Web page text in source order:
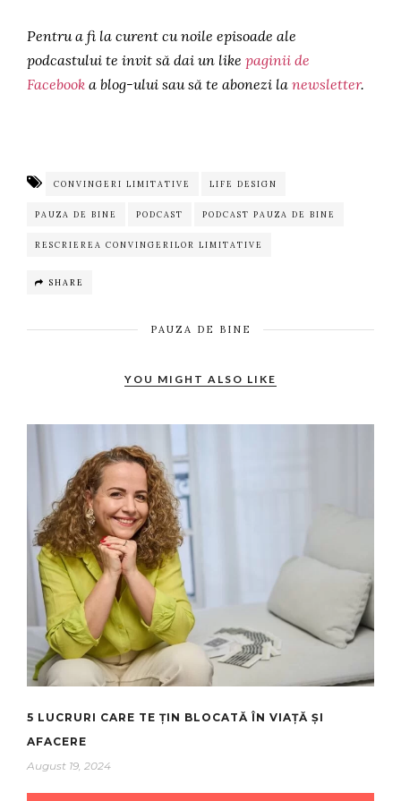
Pentru a fi la curent cu noile episoade ale
podcastului te invit să dai un like paginii de
Facebook a blog-ului sau să te abonezi la newsletter.
CONVINGERI LIMITATIVE LIFE DESIGN
PAUZA DE BINE PODCAST PODCAST PAUZA DE BINE
RESCRIEREA CONVINGERILOR LIMITATIVE
SHARE
PAUZA DE BINE
YOU MIGHT ALSO LIKE
5 LUCRURI CARE TE ȚIN BLOCATĂ ÎN VIAȚĂ ȘI
AFACERE
August 19, 2024